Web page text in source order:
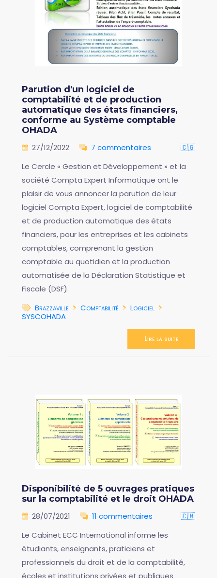
Parution d'un logiciel de
comptabilité et de production
automatique des états financiers,
conforme au Système comptable
OHADA
27/12/2022 7 commentaires
🇨🇬
Le Cercle « Gestion et Développement » et la
société Compta Expert Informatique ont le
plaisir de vous annoncer la parution de leur
logiciel Compta Expert, logiciel de comptabilité
et de production automatique des états
financiers, pour les entreprises et les cabinets
comptables, comprenant la gestion
comptable au quotidien et la production
automatisée de la Déclaration Statistique et
Fiscale (DSF).
Brazzaville
Comptabilité
Logiciel
SYSCOHADA
Lire la suite
Disponibilité de 5 ouvrages pratiques
sur la comptabilité et le droit OHADA
28/07/2021 11 commentaires
🇨🇲
Le Cabinet ECC International informe les
étudiants, enseignants, praticiens et
professionnels du droit et de la comptabilité,
écoles et institutions privées et publiques